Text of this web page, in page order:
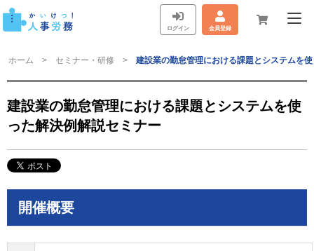
ログイン 会員登録
ホーム セミナー・研修 建設業の勤怠管理における課題とシステムを
建設業の勤怠管理における課題とシステムを使
った解決例解説セミナー
開催概要